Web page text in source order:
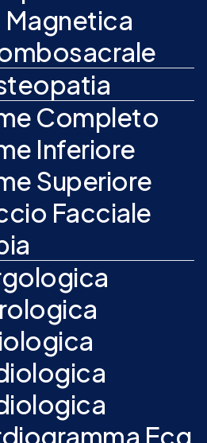
Magnetica
Completo
Inferiore
Superiore
Facciale
Ecg